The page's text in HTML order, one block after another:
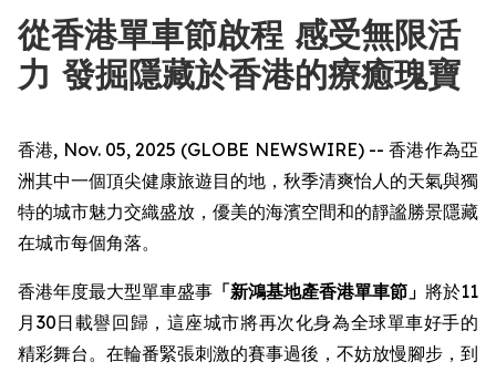
從香港單車節啟程 感受無限活
力 發掘隱藏於香港的療癒瑰寶
香港, Nov. 05, 2025 (GLOBE NEWSWIRE) -- 香港作為亞
洲其中一個頂尖健康旅遊目的地，秋季清爽怡人的天氣與獨
特的城市魅力交織盛放，優美的海濱空間和的靜謐勝景隱藏
在城市每個角落。
香港年度最大型單車盛事 「新鴻基地產香港單車節 」 將於11
月30日載譽回歸，這座城市將再次化身為全球單車好手的
精彩舞台。在輪番緊張刺激的賽事過後，不妨放慢腳步，到